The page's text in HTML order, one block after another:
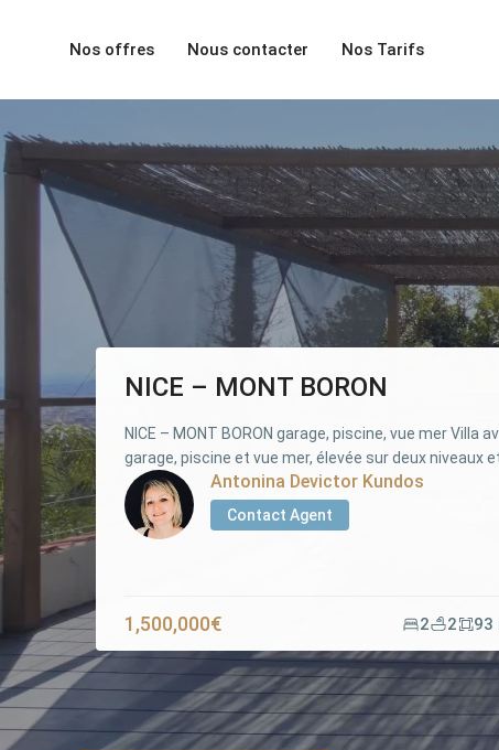
Nos offres Nous contacter Nos Tarifs
NICE – MONT BORON
NICE – MONT BORON garage, piscine, vue mer Villa
garage, piscine et vue mer, élevée sur deux niveaux
Antonina Devictor Kundos
Contact Agent
1,500,000€ 2 2 93